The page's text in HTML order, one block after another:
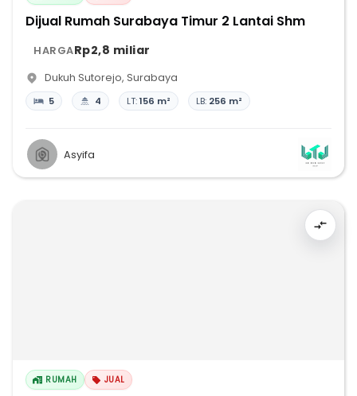
Dijual Rumah Surabaya Timur 2 Lantai Shm
HARGARp2,8 miliar
Dukuh Sutorejo, Surabaya
5 4 LT:156 m² LB: 256 m²
Asyifa
RUMAH JUAL